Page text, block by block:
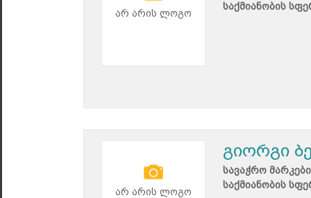
არ არის ლოგო
საქმიანობის
არ არის ლოგო
გიორგი
სავაჭრო
საქმიანობის